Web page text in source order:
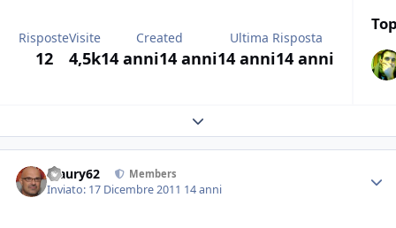
Risposte
12
Visite
4,5k
Created
14 anni14 anni
Ultima Risposta
14 anni14 anni
Expand topic overview
Maury62 Members
Inviato: 17 Dicembre 2011 14 anni